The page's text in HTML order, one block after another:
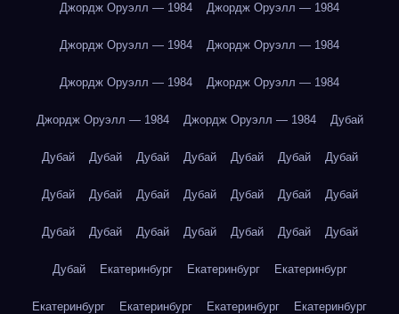
Джордж Оруэлл — 1984 Джордж Оруэлл — 1984
Джордж Оруэлл — 1984 Джордж Оруэлл — 1984
Джордж Оруэлл — 1984 Джордж Оруэлл — 1984
Джордж Оруэлл — 1984 Джордж Оруэлл — 1984 Дубай
Дубай Дубай Дубай Дубай Дубай Дубай Дубай
Дубай Дубай Дубай Дубай Дубай Дубай Дубай
Дубай Дубай Дубай Дубай Дубай Дубай Дубай
Дубай Екатеринбург Екатеринбург Екатеринбург
Екатеринбург Екатеринбург Екатеринбург Екатеринбург